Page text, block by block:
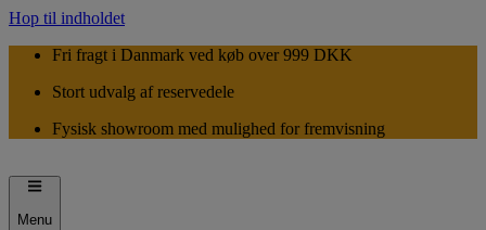
Hop til indholdet
Fri fragt i Danmark ved køb over 999 DKK
Stort udvalg af reservedele
Fysisk showroom med mulighed for fremvisning
Menu